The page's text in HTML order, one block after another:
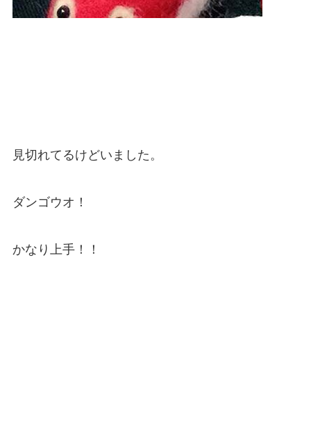
見切れてるけどいました。
ダンゴウオ！
かなり上手！！